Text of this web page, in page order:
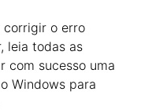
corrigir o erro
leia todas as
com sucesso uma
Windows para